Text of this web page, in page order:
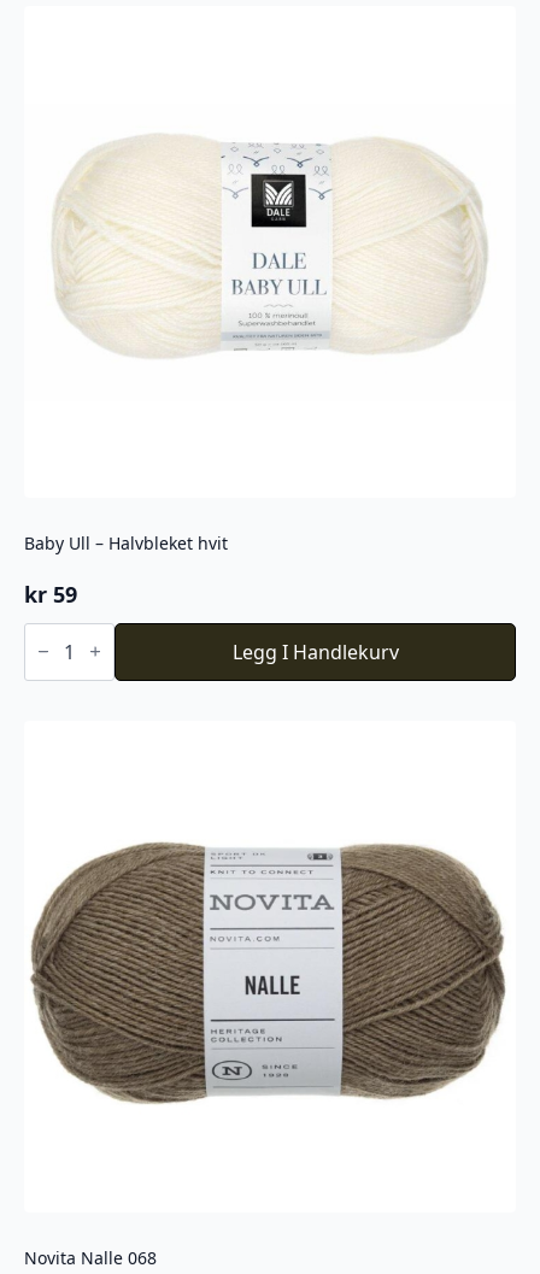
Baby Ull – Halvbleket hvit
kr 59
Baby
Ull
Halvbleket
Legg I Handlekurv
Novita Nalle 068